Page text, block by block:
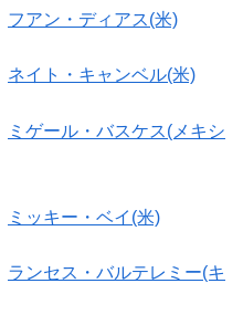
フアン・ディアス(米)
ネイト・キャンベル(米)
ミゲール・バスケス(メキシ
ミッキー・ベイ(米)
ランセス・バルテレミー(キ